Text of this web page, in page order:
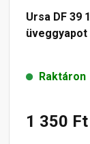
Ursa DF 39
Raktáron
1 350